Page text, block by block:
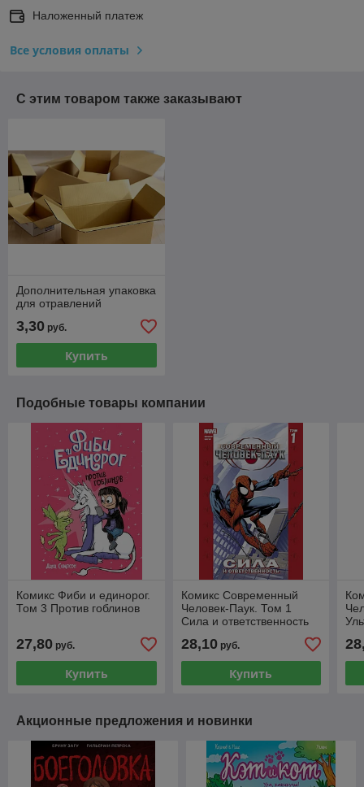
Наложенный платеж
Все условия оплаты
С этим товаром также заказывают
Дополнительная упаковка
для отравлений
3,30 руб.
Купить
Подобные товары компании
Комикс Фиби и единорог.
Том 3 Против гоблинов
27,80 руб.
Купить
Комикс Современный
Человек-Паук. Том 1
Сила и ответственность
28,10руб.
Купить
Акционные предложения и новинки